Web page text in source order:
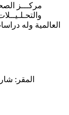
مركـــز
العالمية وله